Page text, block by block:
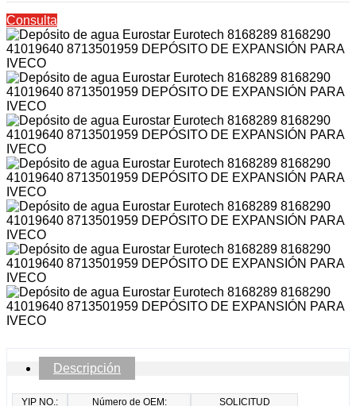
Consulta
Descripción
YIP NO.: Número de OEM: SOLICITUD